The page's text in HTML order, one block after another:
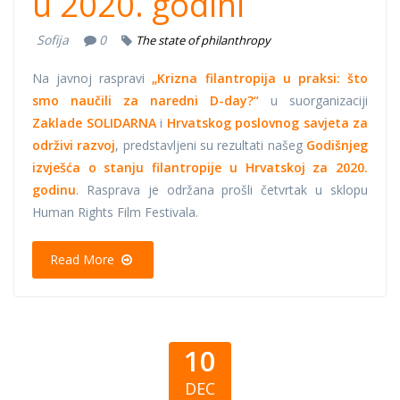
Sofija 0 The state of philanthropy
Na javnoj raspravi „Krizna filantropija u praksi: što
smo naučili za naredni D-day?“ u suorganizaciji
Zaklade SOLIDARNAi Hrvatskog poslovnog savjeta za
održivi razvoj, predstavljeni su rezultati našeg Godišnjeg
izvješća o stanju filantropije u Hrvatskoj za 2020.
godinu. Rasprava je održana prošli četvrtak u sklopu
Human Rights Film Festivala.
Read More
10
DEC